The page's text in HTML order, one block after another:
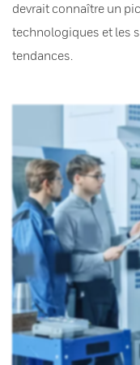
devrait connaître un
technologiques et les
tendances.